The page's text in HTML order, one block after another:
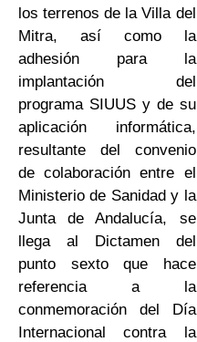
los terrenos de la Villa del
Mitra, así como la
adhesión para la
implantación del
programa SIUUS y de su
aplicación informática,
resultante del convenio
de colaboración entre el
Ministerio de Sanidad y la
Junta de Andalucía, se
llega al Dictamen del
punto sexto que hace
referencia a la
conmemoración del Día
Internacional contra la